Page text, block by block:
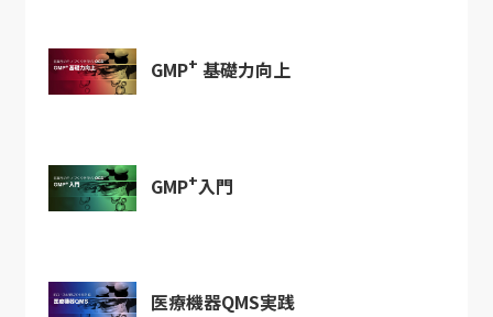
GMP+ 基礎力向上
GMP+入門
医療機器QMS実践